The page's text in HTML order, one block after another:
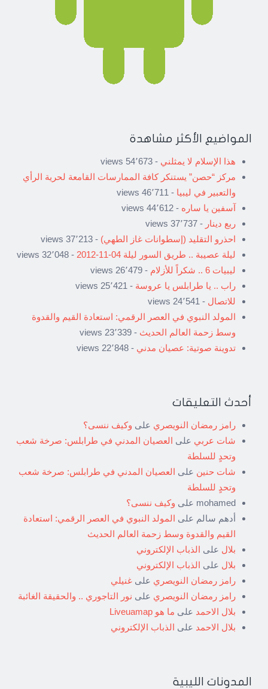
المواضيع الأكثر مشاهدة
هذا الإسلام لا يمثلني - 54٬673 views
مركز “حصن” يستنكر كافة الممارسات القامعة لحرية الرأي
والتعبير في ليبيا - 46٬711 views
آسفين يا ساره - 44٬612 views
ربع دينار - 37٬737 views
احذرو التقليد (إسطوانات غاز الطهي) - 37٬213 views
ليلة عصيبة .. طريق السور ليلة 04-11-2012
- 32٬048 views
ليبيات 6 .. شكراً للأزلام
- 26٬479 views
راب .. يا طرابلس يا عروسة - 25٬421 views
للاتصال - 24٬541 views
المولد النبوي في العصر الرقمي: استعادة القيم والقدوة
وسط زحمة العالم الحديث - 23٬339 views
تدوينة صوتية: عصيان مدني - 22٬848 views
أحدث التعليقات
رامز رمضان النويصري على وكيف ننسى؟
شات عربي على العصيان المدني في طرابلس: صرخة شعب
وتحدٍ للسلطة
شات حنين على العصيان المدني في طرابلس: صرخة شعب
وتحدٍ للسلطة
mohamed على وكيف ننسى؟
أدهم سالم على المولد النبوي في العصر الرقمي: استعادة
القيم والقدوة وسط زحمة العالم الحديث
بلال على الذباب الإلكتروني
بلال على الذباب الإلكتروني
رامز رمضان النويصري على غنيلي
رامز رمضان النويصري على نور التاجوري .. والحقيقة الغائبة
بلال الاحمد على ما هو Liveuamap
بلال الاحمد على الذباب الإلكتروني
المدونات الليبية